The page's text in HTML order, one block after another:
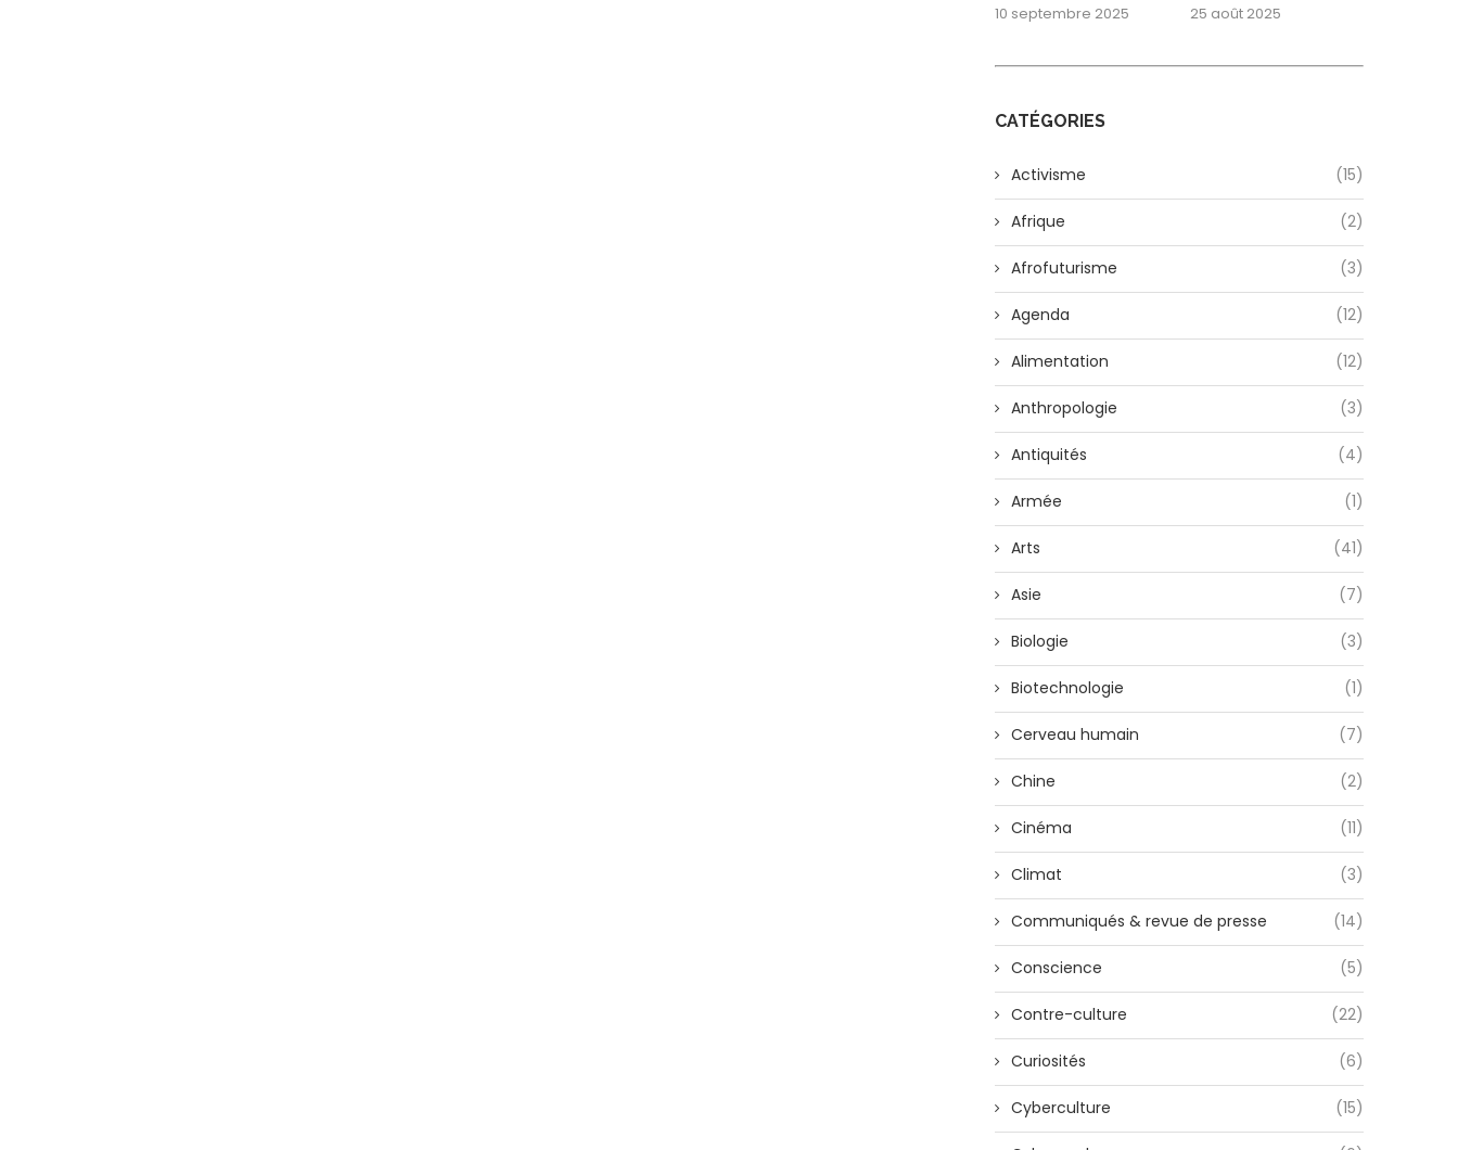
10 septembre 2025 25 août 2025
CATÉGORIES
Activisme (15)
Afrique (2)
Afrofuturisme (3)
Agenda (12)
Alimentation (12)
Anthropologie (3)
Antiquités (4)
Armée (1)
Arts (41)
Asie (7)
Biologie (3)
Biotechnologie (1)
Cerveau humain (7)
Chine (2)
Cinéma (11)
Climat (3)
Communiqués & revue de presse (14)
Conscience (5)
Contre-culture (22)
Curiosités (6)
Cyberculture (15)